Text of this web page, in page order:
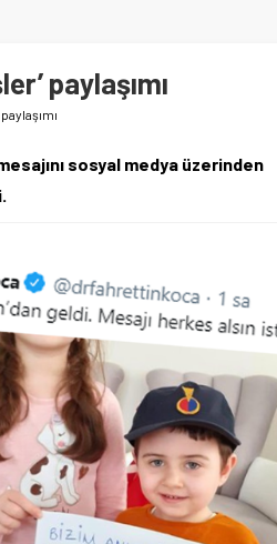
paylaşımı
sosyal medya üzerinden